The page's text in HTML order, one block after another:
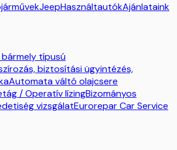
JeepHasználtautókAjánlataink
típusú
biztosítási ügyintézés,
Automata váltó olajcsere
/ Operatív lízingBizományos
vizsgálatEurorepar Car Service